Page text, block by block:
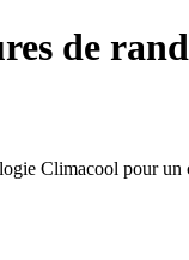
de
Climacool pour un